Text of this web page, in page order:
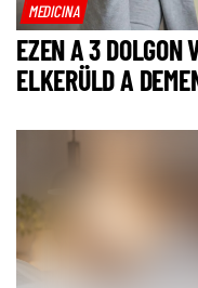
MEDICINA
EZEN A 3 DOLGON
ELKERÜLD A